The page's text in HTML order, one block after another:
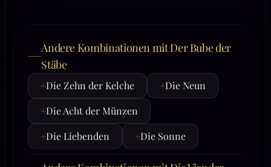
Andere Kombinationen mit Der Bube der
Stäbe
+Die Zehn der Kelche +Die Neun
+Die Acht der Münzen
+Die Liebenden +Die Sonne